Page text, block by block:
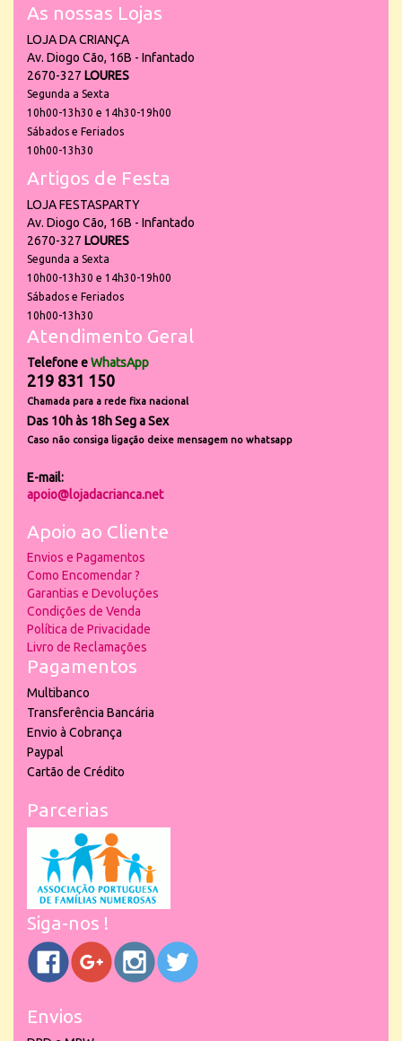
As nossas Lojas
LOJA DA CRIANÇA
Av. Diogo Cão, 16B - Infantado
2670-327 LOURES
Segunda a Sexta
10h00-13h30 e 14h30-19h00
Sábados e Feriados
10h00-13h30
Artigos de Festa
LOJA FESTASPARTY
Av. Diogo Cão, 16B - Infantado
2670-327 LOURES
Segunda a Sexta
10h00-13h30 e 14h30-19h00
Sábados e Feriados
10h00-13h30
Atendimento Geral
Telefone eWhatsApp
219 831 150
Chamada para a rede fixa nacional
Das 10h às 18h Seg a Sex
Caso não consiga ligação deixe mensagem no whatsapp
E-mail:
apoio@lojadacrianca.net
Apoio ao Cliente
Envios e Pagamentos
Como Encomendar ?
Garantias e Devoluções
Condições de Venda
Política de Privacidade
Livro de Reclamações
Pagamentos
Multibanco
Transferência Bancária
Envio à Cobrança
Paypal
Cartão de Crédito
Parcerias
Siga-nos !
Envios